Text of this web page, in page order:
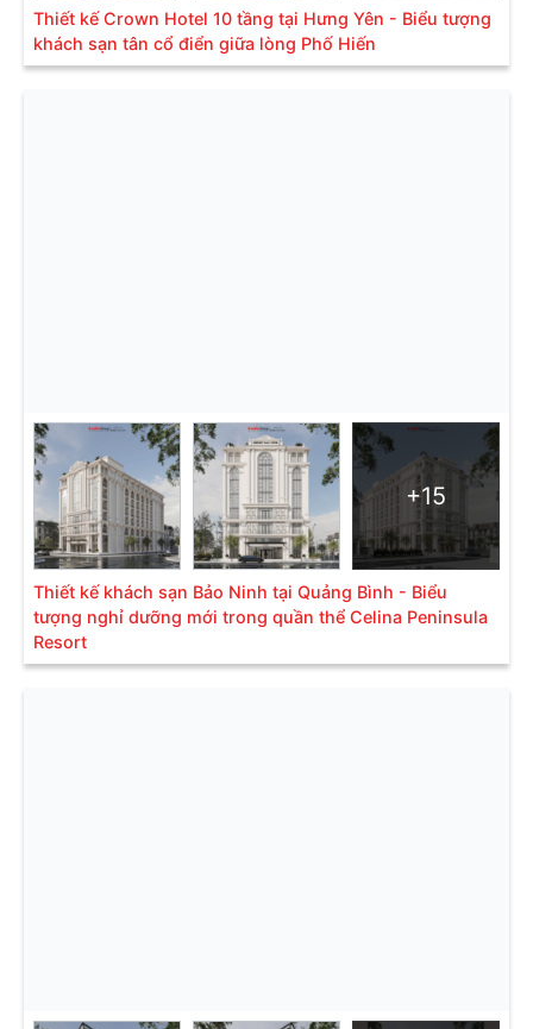
Thiết kế Crown Hotel 10 tầng tại Hưng Yên - Biểu tượng
khách sạn tân cổ điển giữa lòng Phố Hiến
+15
Thiết kế khách sạn Bảo Ninh tại Quảng Bình - Biểu
tượng nghỉ dưỡng mới trong quần thể Celina Peninsula
Resort